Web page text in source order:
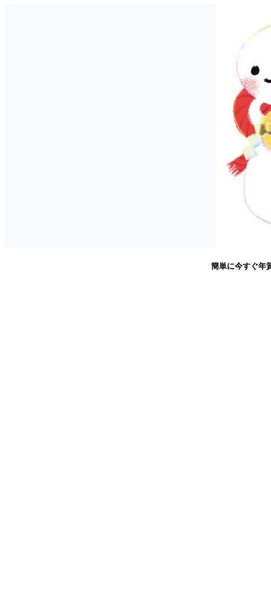
簡単に今すぐ年